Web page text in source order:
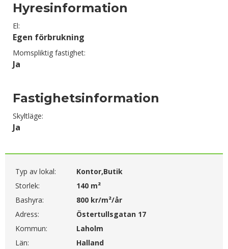
Hyresinformation
El:
Egen förbrukning
Momspliktig fastighet:
Ja
Fastighetsinformation
Skyltläge:
Ja
Typ av lokal:
Kontor,Butik
Storlek:
140 m²
Bashyra:
800 kr/m²/år
Adress:
Östertullsgatan 17
Kommun:
Laholm
Län:
Halland